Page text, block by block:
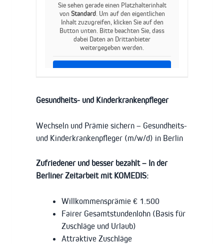
Sie sehen gerade einen Platzhalterinhalt
von Standard. Um auf den eigentlichen
Inhalt zuzugreifen, klicken Sie auf den
Button unten. Bitte beachten Sie, dass
dabei Daten an Drittanbieter
weitergegeben werden.
Gesundheits- und Kinderkrankenpfleger
Wechseln und Prämie sichern – Gesundheits-
und Kinderkrankenpfleger (m/w/d) in Berlin
Zufriedener und besser bezahlt – In der
Berliner Zeitarbeit mit KOMEDIS:
Willkommensprämie € 1.500
Fairer Gesamtstundenlohn (Basis für
Zuschläge und Urlaub)
Attraktive Zuschläge